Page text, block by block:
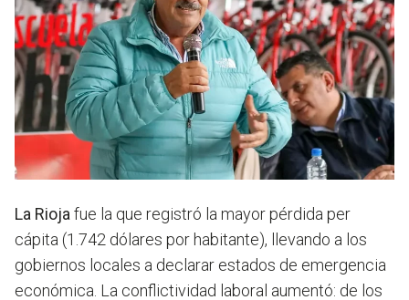
La Rioja fue la que registró la mayor pérdida per
cápita (1.742 dólares por habitante), llevando a los
gobiernos locales a declarar estados de emergencia
económica. La conflictividad laboral aumentó: de los